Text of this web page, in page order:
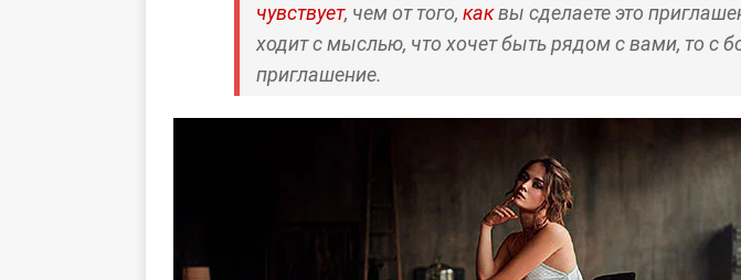
чувствует, чем от того, каквы сделаете это
ходит с мыслью, что хочет быть рядом с вами, то с
приглашение.